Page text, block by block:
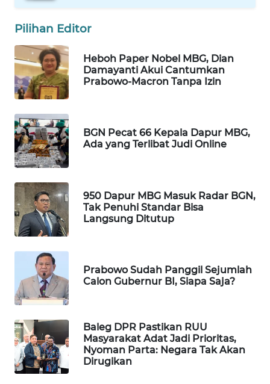
Pilihan Editor
Heboh Paper Nobel MBG, Dian
Damayanti Akui Cantumkan
Prabowo-Macron Tanpa Izin
BGN Pecat 66 Kepala Dapur MBG,
Ada yang Terlibat Judi Online
950 Dapur MBG Masuk Radar BGN,
Tak Penuhi Standar Bisa
Langsung Ditutup
Prabowo Sudah Panggil Sejumlah
Calon Gubernur BI, Siapa Saja?
Baleg DPR Pastikan RUU
Masyarakat Adat Jadi Prioritas,
Nyoman Parta: Negara Tak Akan
Dirugikan
ID
CO ID
WAHANANEWS
NET
WAHANA
SPORT
UMKM
WAHANA
SELEB
WAHANA
PERSONA
OTOMOTIF
WAHANA
HEALTH